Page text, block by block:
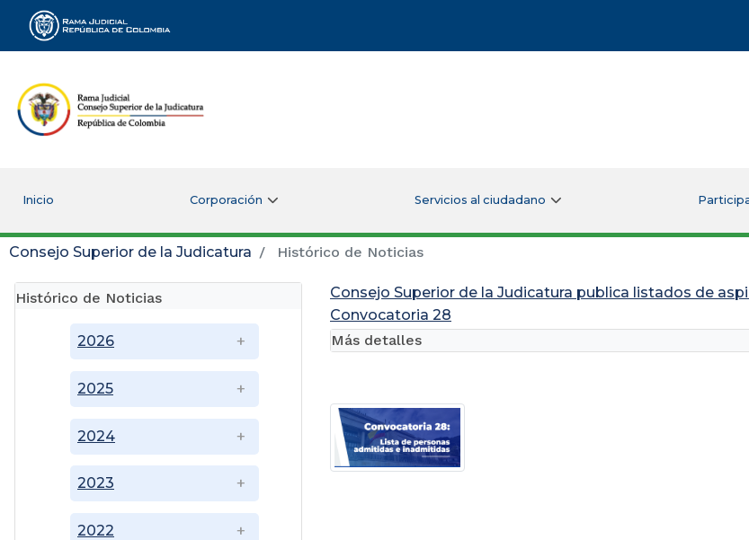
Rama Judicial
Inicio Corporación Servicios al ciudadano
Consejo Superior de la Judicatura Histórico de Noticias
Histórico de Noticias
2022
2023
2024
2025
2026
Consejo Superior de la Judicatura publica listados de
Convocatoria 28
Más detalles